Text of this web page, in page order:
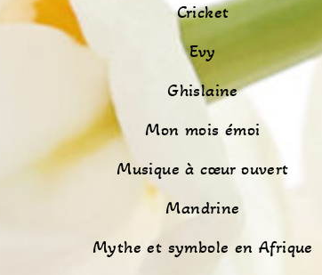
Cricket
Evy
Ghislaine
Mon mois émoi
Musique à cœur ouvert
Mandrine
Mythe et symbole en Afrique